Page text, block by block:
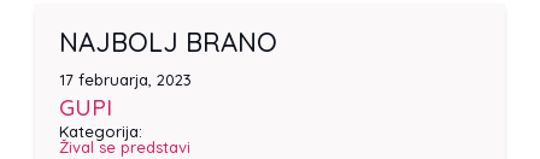
NAJBOLJ BRANO
17 februarja, 2023
GUPI
Kategorija:
Žival se predstavi